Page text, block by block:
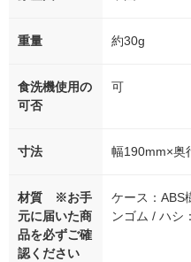
重量 約30g
食洗機使用の
可否
可
寸法 幅190mm×奥
材質 ※お手
元に届いた商
品を必ずご確
認ください
ケース：ABS
ンゴム / ハシ